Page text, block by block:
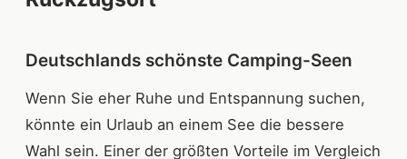
Deutschlands schönste Camping-Seen
Wenn Sie eher Ruhe und Entspannung suchen,
könnte ein Urlaub an einem See die bessere
Wahl sein. Einer der größten Vorteile im Vergleich